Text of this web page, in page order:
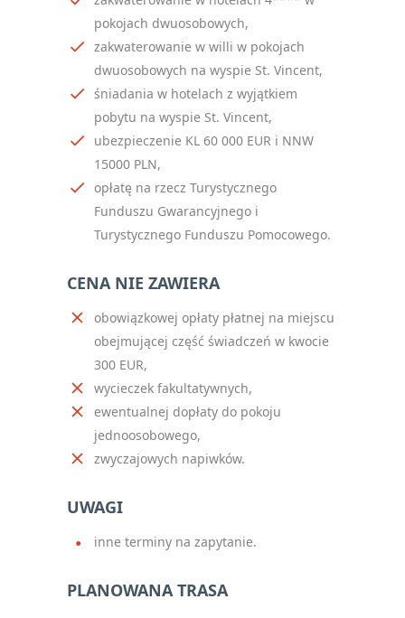
pokojach dwuosobowych,
zakwaterowanie w willi w pokojach
dwuosobowych na wyspie St. Vincent,
śniadania w hotelach z wyjątkiem
pobytu na wyspie St. Vincent,
ubezpieczenie KL 60 000 EUR i NNW
15000 PLN,
opłatę na rzecz Turystycznego
Funduszu Gwarancyjnego i
Turystycznego Funduszu Pomocowego.
CENA NIE ZAWIERA
obowiązkowej opłaty płatnej na miejscu
obejmującej część świadczeń w kwocie
300 EUR,
wycieczek fakultatywnych,
ewentualnej dopłaty do pokoju
jednoosobowego,
zwyczajowych napiwków.
UWAGI
inne terminy na zapytanie.
PLANOWANA TRASA